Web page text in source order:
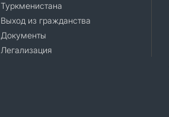
Туркменистана
Выход из гражданства
Документы
Легализация